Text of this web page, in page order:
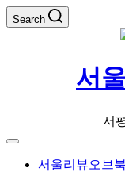
Skip
to
Search
서
서
Off
Canvas서울리뷰오브